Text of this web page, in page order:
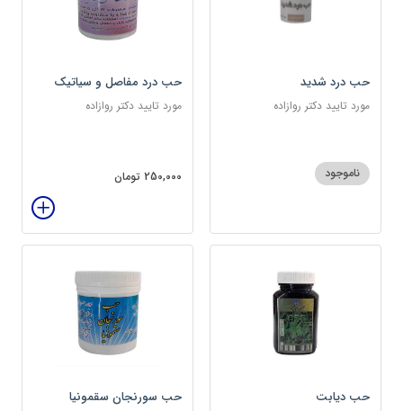
حب درد شدید
مورد تایید دکتر روازاده
ناموجود
حب درد مفاصل و سیاتیک
مورد تایید دکتر روازاده
250,000 تومان
حب دیابت حب سورنجان سقمونیا